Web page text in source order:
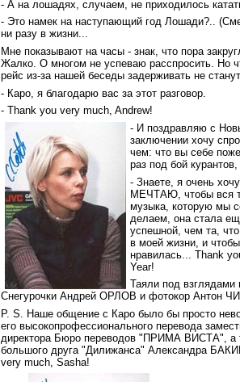
- А на лошадях, случаем, не приходилось
- Это намек на наступающий год Лошади?..
ни разу в жизни...
Мне показывают на часы - знак, что пора
Жалко. О многом не успеваю расспросить. Но
рейс из-за нашей беседы задерживать не
- Каро, я благодарю вас за этот разговор.
- Thank you very much, Andrew!
- И поздравляю с
заключении хочу
чем: что вы себе
раз под бой
- Знаете, я очень
МЕЧТАЮ, чтобы вся
музыка, которую мы
делаем, она стала
успешной, чем та,
в моей жизни, и
нравилась... Thank
Year!
Таяли под взглядами
Снегурочки Андрей ОРЛОВ и фотокор Антон
P. S. Наше общение с Каро было бы просто
его высокопрофессионального перевода
директора Бюро переводов "ПРИМА ВИСТА", а
большого друга "Дилижанса" Александра
very much, Sasha!